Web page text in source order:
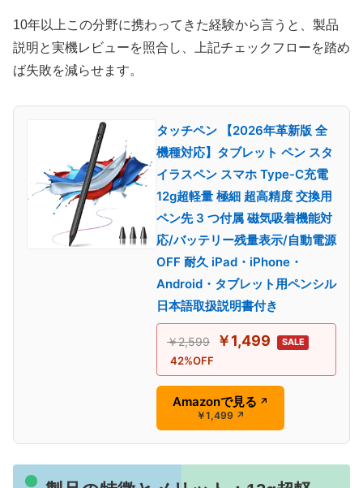
10年以上この分野に携わってきた経験から言うと、製品
説明と実機レビューを照合し、上記チェックフローを踏め
ば失敗を減らせます。
タッチペン 【2026年革新版 全
機種対応】タブレット ペン スタ
イラスペン スマホ Type-C充電
12g超軽量 極細 超高精度 交換用
ペン先 3 つ付属 磁気吸着機能対
応/バッテリー残量表示/自動電源
OFF 耐久 iPad・iPhone・
Android・タブレット用ペンシル
日本語取扱説明書付き
￥2,599 ￥1,499 SALE
42%OFF
Amazonで見る ↗
￥1,499 ↗